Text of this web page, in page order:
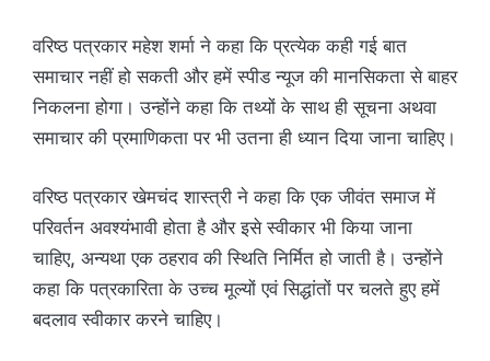
वरिष्ठ पत्रकार महेश शर्मा ने कहा कि प्रत्येक कही गई बात
समाचार नहीं हो सकती और हमें स्पीड न्यूज की मानसिकता से बाहर
निकलना होगा। उन्होंने कहा कि तथ्यों के साथ ही सूचना अथवा
समाचार की प्रमाणिकता पर भी उतना ही ध्यान दिया जाना चाहिए।
वरिष्ठ पत्रकार खेमचंद शास्त्री ने कहा कि एक जीवंत समाज में
परिवर्तन अवश्यंभावी होता है और इसे स्वीकार भी किया जाना
चाहिए, अन्यथा एक ठहराव की स्थिति निर्मित हो जाती है। उन्होंने
कहा कि पत्रकारिता के उच्च मूल्यों एवं सिद्धांतों पर चलते हुए हमें
बदलाव स्वीकार करने चाहिए।